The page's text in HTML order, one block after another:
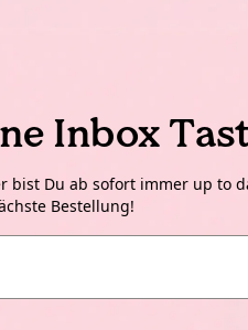
Inbox
bist Du ab sofort immer up to
Bestellung!